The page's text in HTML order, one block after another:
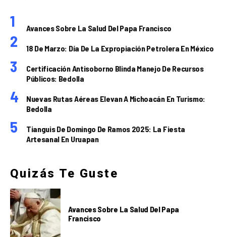
Avances Sobre La Salud Del Papa Francisco
18 De Marzo: Día De La Expropiación Petrolera En México
Certificación Antisoborno Blinda Manejo De Recursos
Públicos: Bedolla
Nuevas Rutas Aéreas Elevan A Michoacán En Turismo:
Bedolla
Tianguis De Domingo De Ramos 2025: La Fiesta
Artesanal En Uruapan
Quizás Te Guste
Avances Sobre La Salud Del Papa
Francisco